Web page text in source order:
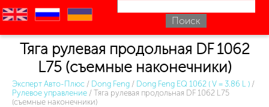
en ru uk
Тяга рулевая продольная DF 1062
L75 (съемные наконечники)
Эксперт Авто-Плюс / Dong Feng / Dong Feng EQ 1062 ( V = 3.86 L ) /
Рулевое управление / Тяга рулевая продольная DF 1062 L75
(съемные наконечники)